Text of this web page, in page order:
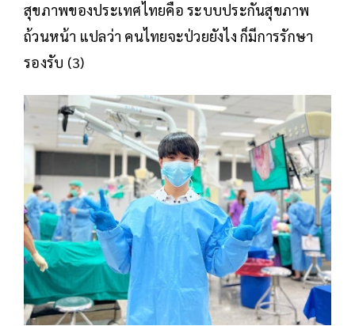
สุขภาพของประเทศไทยคือ ระบบประกันสุขภาพ
ถ้วนหน้า แปลว่า คนไทยจะป่วยยังไง ก็มีการรักษา
รองรับ (3)